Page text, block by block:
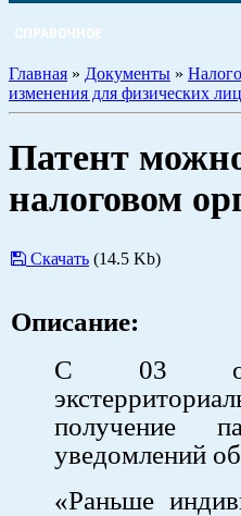
СПРАВОЧНОЕ
Главная » Документы »
изменения для физических лиц
Патент
налоговом
Скачать (14.5 Kb)
Описание:
С 03
получение
уведомлений
«Раньше